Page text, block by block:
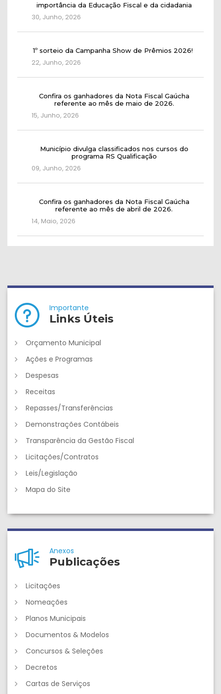
importância da Educação Fiscal e da cidadania
30, Junho, 2026
1º sorteio da Campanha Show de Prêmios 2026!
22, Junho, 2026
Confira os ganhadores da Nota Fiscal Gaúcha
referente ao mês de maio de 2026.
15, Junho, 2026
Município divulga classificados nos cursos do
programa RS Qualificação
09, Junho, 2026
Confira os ganhadores da Nota Fiscal Gaúcha
referente ao mês de abril de 2026.
14, Maio, 2026
Importante
Links Úteis
Orçamento Municipal
Ações e Programas
Despesas
Receitas
Repasses/Transferências
Demonstrações Contábeis
Transparência da Gestão Fiscal
Licitações/Contratos
Leis/Legislação
Mapa do Site
Anexos
Publicações
Licitações
Nomeações
Planos Municipais
Documentos & Modelos
Concursos & Seleções
Decretos
Cartas de Serviços